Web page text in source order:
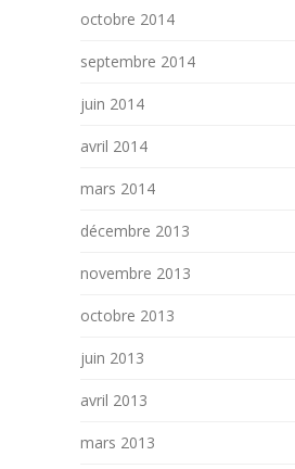
octobre 2014
septembre 2014
juin 2014
avril 2014
mars 2014
décembre 2013
novembre 2013
octobre 2013
juin 2013
avril 2013
mars 2013